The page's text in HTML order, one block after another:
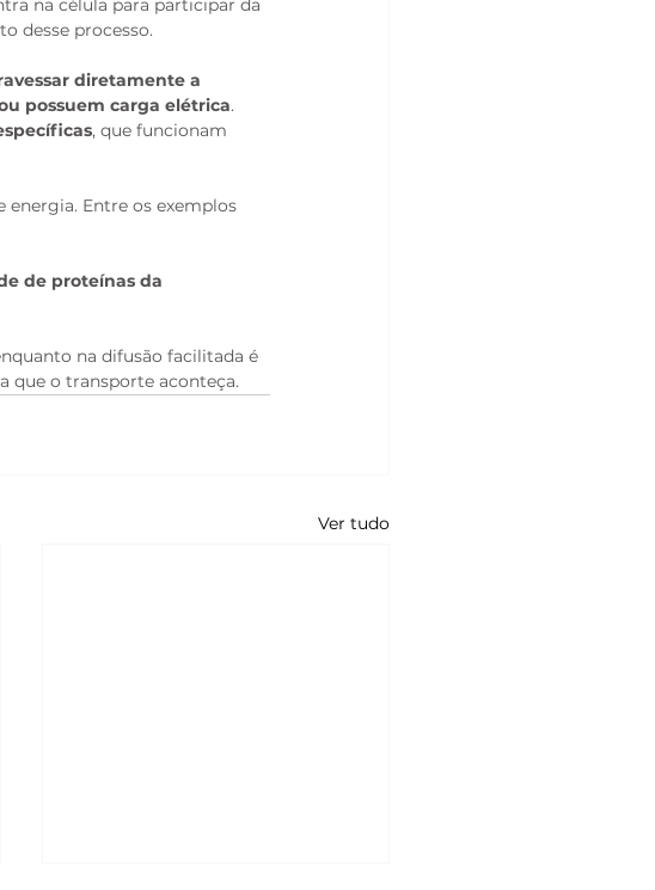
na célula para participar da
desse processo.
diretamente a
possuem carga elétrica.
, que funcionam
energia. Entre os exemplos
de proteínas da
na difusão facilitada é
que o transporte aconteça.
Ver tudo